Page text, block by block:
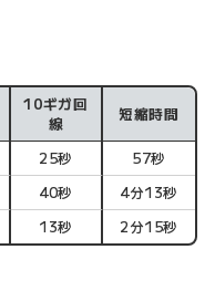
10ギガ回
線
短縮時間
25秒
57秒
40秒
4分13秒
13秒 2分15秒